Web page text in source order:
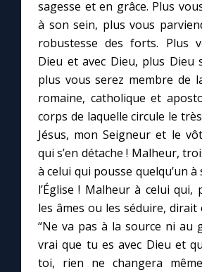
sagesse et en grâce. Plus
à son sein, plus vous
robustesse des forts. Plus
Dieu et avec Dieu, plus Dieu
plus vous serez membre de
romaine, catholique et
corps de laquelle circule le
Jésus, mon Seigneur et le
qui s’en détache ! Malheur,
à celui qui pousse quelqu’un à
l’Église ! Malheur à celui
les âmes ou les séduire, dirait
“Ne va pas à la source ni au
vrai que tu es avec Dieu et
toi, rien ne changera